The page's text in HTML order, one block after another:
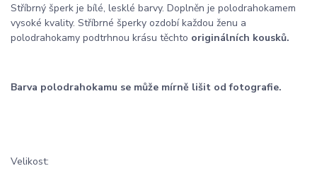
Stříbrný šperk je bílé, lesklé barvy. Doplněn je polodrahokamem
vysoké kvality. Stříbrné šperky ozdobí každou ženu a
polodrahokamy podtrhnou krásu těchto originálních kousků.
Barva polodrahokamu se může mírně lišit od fotografie.
Velikost: